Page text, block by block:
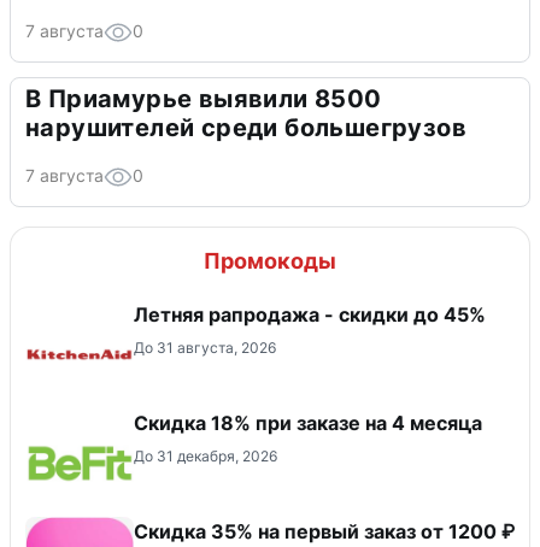
7 августа 0
В Приамурье выявили 8500
нарушителей среди большегрузов
7 августа 0
Промокоды
Летняя рапродажа - скидки до 45%
До 31 августа, 2026
Скидка 18% при заказе на 4 месяца
До 31 декабря, 2026
​Скидка 35% на первый заказ от 1200 ₽